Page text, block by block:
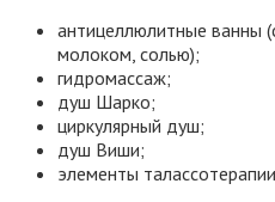
антицеллюлитные ванны
молоком, солью);
гидромассаж;
душ Шарко;
циркулярный душ;
душ Виши;
элементы